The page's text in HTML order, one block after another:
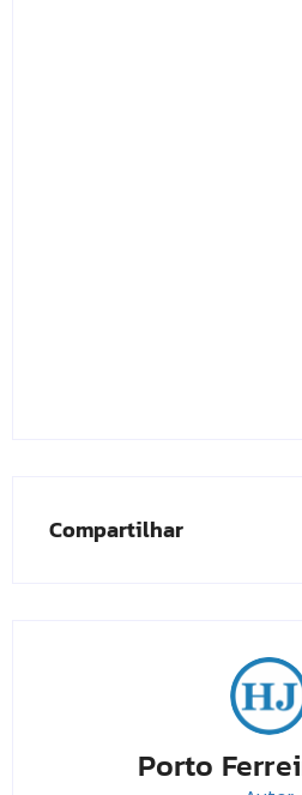
Compartilhar
Porto